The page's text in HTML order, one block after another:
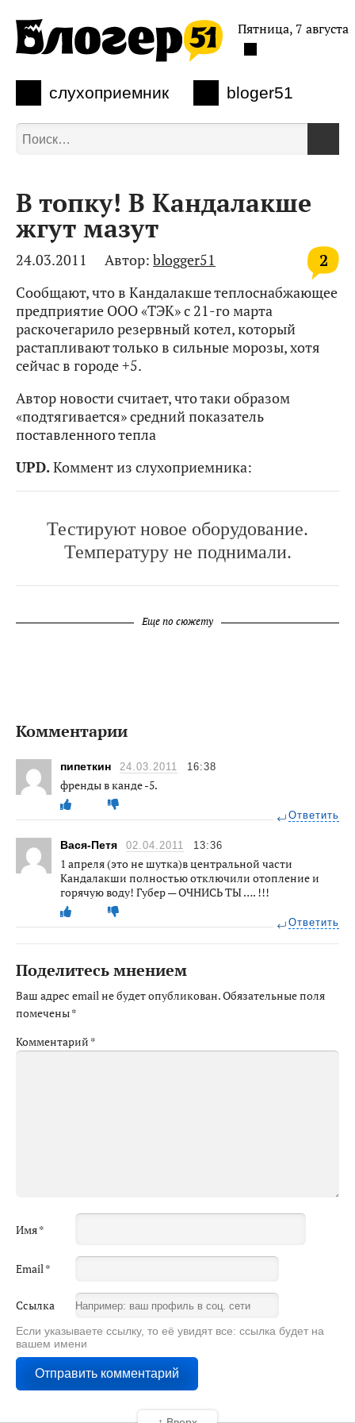
слухоприемник bloger51
Пятница, 7 августа
В топку! В Кандалакше
жгут мазут
2
24.03.2011 Автор: blogger51
Сообщают, что в Кандалакше теплоснабжающее
предприятие ООО «ТЭК» с 21-го марта
раскочегарило резервный котел, который
растапливают только в сильные морозы, хотя
сейчас в городе +5.
Автор новости считает, что таки образом
«подтягивается» средний показатель
поставленного тепла
UPD.Коммент из слухоприемника:
Тестируют новое оборудование.
Температуру не поднимали.
Еще по сюжету
Комментарии
пипеткин 24.03.2011 16:38
френды в канде -5.
Ответить
Вася-Петя 02.04.2011 13:36
1 апреля (это не шутка)в центральной части
Кандалакши полностью отключили отопление и
горячую воду! Губер — ОЧНИСЬ ТЫ …. !!!
Ответить
Поделитесь мнением
Ваш адрес email не будет опубликован.Обязательные поля
помечены*
Комментарий *
Имя*
Email*
Ссылка
Если указываете ссылку, то её увидят все: ссылка будет на
вашем имени